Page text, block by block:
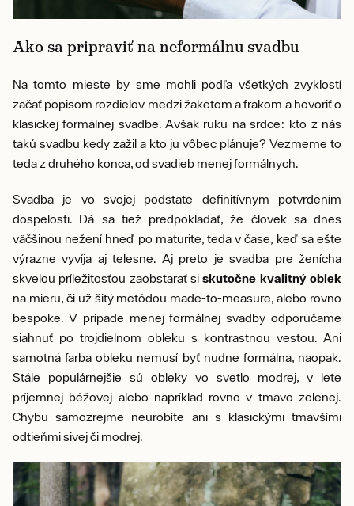
Ako sa pripraviť na neformálnu svadbu
Na tomto mieste by sme mohli podľa všetkých zvyklostí
začať popisom rozdielov medzi žaketom a frakom a hovoriť o
klasickej formálnej svadbe. Avšak ruku na srdce: kto z nás
takú svadbu kedy zažil a kto ju vôbec plánuje? Vezmeme to
teda z druhého konca, od svadieb menej formálnych.
Svadba je vo svojej podstate definitívnym potvrdením
dospelosti. Dá sa tiež predpokladať, že človek sa dnes
väčšinou nežení hneď po maturite, teda v čase, keď sa ešte
výrazne vyvíja aj telesne. Aj preto je svadba pre ženícha
skvelou príležitosťou zaobstarať siskutočne kvalitný oblek
na mieru, či už šitý metódou made-to-measure, alebo rovno
bespoke. V prípade menej formálnej svadby odporúčame
siahnuť po trojdielnom obleku s kontrastnou vestou. Ani
samotná farba obleku nemusí byť nudne formálna, naopak.
Stále populárnejšie sú obleky vo svetlo modrej, v lete
príjemnej béžovej alebo napríklad rovno v tmavo zelenej.
Chybu samozrejme neurobíte ani s klasickými tmavšími
odtieňmi sivej či modrej.